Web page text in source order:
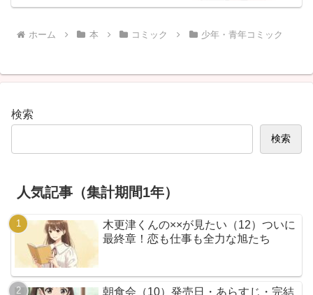
ホーム 本 コミック 少年・青年コミック
検索
検索
人気記事（集計期間1年）
木更津くんの××が見たい（12）ついに
最終章！恋も仕事も全力な旭たち
朝食会（10）発売日・あらすじ・完結